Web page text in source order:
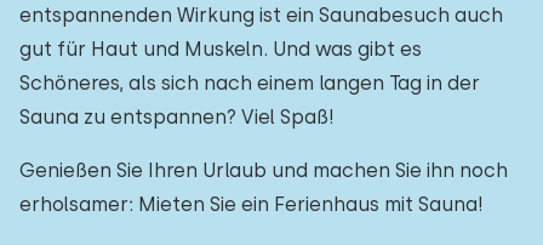
entspannenden Wirkung ist ein Saunabesuch auch
gut für Haut und Muskeln. Und was gibt es
Schöneres, als sich nach einem langen Tag in der
Sauna zu entspannen? Viel Spaß!
Genießen Sie Ihren Urlaub und machen Sie ihn noch
erholsamer: Mieten Sie ein Ferienhaus mit Sauna!